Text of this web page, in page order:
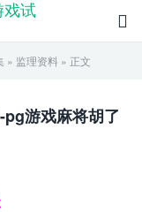
戏试

» 监理资料 » 正文
游戏麻将胡了